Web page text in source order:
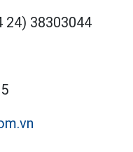
24) 38303044